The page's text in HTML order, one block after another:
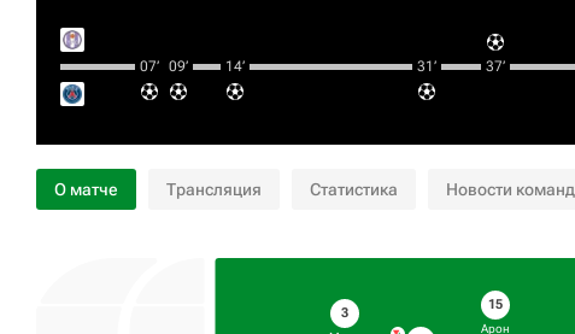
07‎’‎ 09‎’‎ 14‎’‎ 31‎’‎ 37‎’‎
О матче Трансляция Статистика Новости команд
3
15
Арон